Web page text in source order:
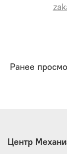
Ранее
Центр